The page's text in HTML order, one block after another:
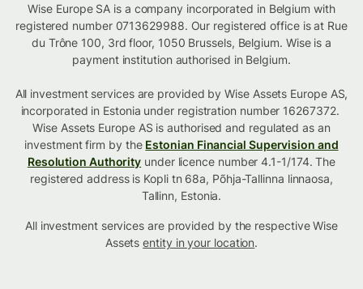
Wise Europe SA is a company incorporated in Belgium with
registered number 0713629988. Our registered office is at Rue
du Trône 100, 3rd floor, 1050 Brussels, Belgium. Wise is a
payment institution authorised in Belgium.
All investment services are provided by Wise Assets Europe AS,
incorporated in Estonia under registration number 16267372.
Wise Assets Europe AS is authorised and regulated as an
investment firm by the Estonian Financial Supervision and
Resolution Authority under licence number 4.1-1/174. The
registered address is Kopli tn 68a, Põhja-Tallinna linnaosa,
Tallinn, Estonia.
All investment services are provided by the respective Wise
Assetsentity in your location.